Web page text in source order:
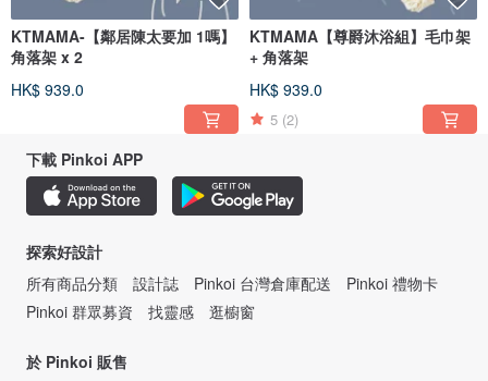
KTMAMA-【鄰居陳太要加 1嗎】
角落架 x 2
HK$ 939.0
KTMAMA【尊爵沐浴組】毛巾架
+ 角落架
HK$ 939.0
5 (2)
下載 Pinkoi APP
探索好設計
所有商品分類
設計誌 Pinkoi 台灣倉庫配送
Pinkoi 禮物卡
Pinkoi 群眾募資
找靈感 逛櫥窗
於 Pinkoi 販售